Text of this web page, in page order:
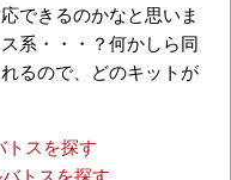
できるのかなと思いま
系・・・？何かしら同
るので、どのキットが
スを探す
トスを探す